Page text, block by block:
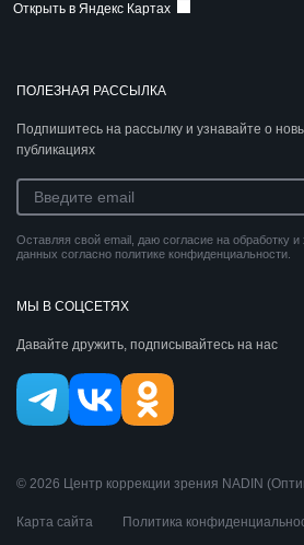
ПОЛЕЗНАЯ РАССЫЛКА
Подпишитесь на рассылку и узнавайте о
публикациях
Оставляя свой email, даю согласие на обработку
данных согласно политике конфиденциальности.
МЫ В СОЦСЕТЯХ
Давайте дружить, подписывайтесь на нас
Открыть в Яндекс Картах
© 2026 Центр коррекции зрения NADIN
Карта сайта
Политика